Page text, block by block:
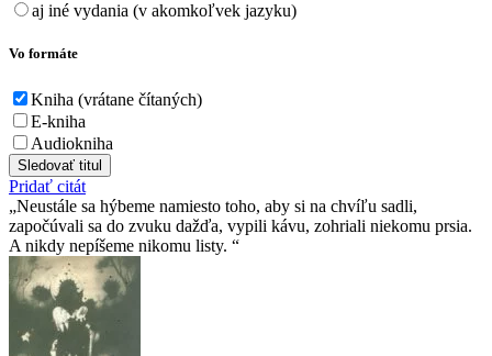
aj iné vydania (v akomkoľvek jazyku)
Vo formáte
Kniha (vrátane čítaných)
E-kniha
Audiokniha
Sledovať titul
Pridať citát
Neustále sa hýbeme namiesto toho, aby si na chvíľu sadli,
započúvali sa do zvuku dažďa, vypili kávu, zohriali niekomu prsia.
A nikdy nepíšeme nikomu listy.